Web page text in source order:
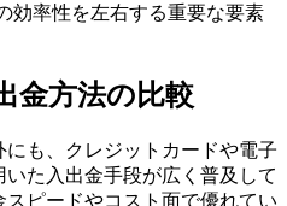
効率性を左右する重要な要素
金方法の比較
も、クレジットカードや電子
た入出金手段が広く普及して
ピードやコスト面で優れてい